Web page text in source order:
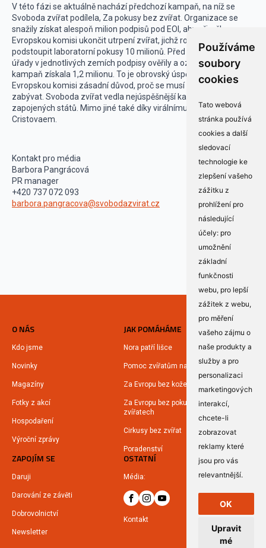
Používáme
soubory
cookies
Tato webová
stránka používá
cookies a další
sledovací
technologie ke
zlepšení vašeho
zážitku z
prohlížení pro
následující
účely: pro
umožnění
základní
funkčnosti
webu, pro lepší
zážitek z webu,
pro měření
vašeho zájmu o
naše produkty a
služby a pro
personalizaci
marketingových
interakcí,
chcete-li
zobrazovat
reklamy které
jsou pro vás
relevantnější.
OK
Upravit
mé
V této fázi se aktuálně nachází předchozí kampaň, na níž se
Svoboda zvířat podílela, Za pokusy bez zvířat. Organizace se
snažily získat alespoň milion podpisů pod EOI, aby přiměly
Evropskou komisi ukončit utrpení zvířat, jichž ročně musí jen v EU
podstoupit laboratorní pokusy 10 milionů. Před několika týdny
úřady v jednotlivých zemích podpisy ověřily a oznámily, že jich
kampaň získala 1,2 milionu. To je obrovský úspěch a pro
Evropskou komisi zásadní důvod, proč se musí iniciativou
zabývat. Svoboda zvířat vedla nejúspěšnější kampaň ze všech
zapojených států. Mimo jiné také díky virálnímu videu s Benem
Cristovaem.
Kontakt pro média
Barbora Pangrácová
PR manager
+420 737 072 093
barbora.pangracova@svobodazvirat.cz
O NÁS
Kdo jsme
Novinky
Magazíny
Fotky z akcí
Hospodaření
Výroční zprávy
JAK POMÁHÁME
Nora patří lišce
Pomoc zvířatům na Ukrajině
Za Evropu bez kožešin
Za Evropu bez pokusů na
zvířatech
Cirkusy bez zvířat
Poradenství
ZAPOJÍM SE
Daruji
Darování ze závěti
Dobrovolnictví
Newsletter
OSTATNÍ
Média:
Kontakt